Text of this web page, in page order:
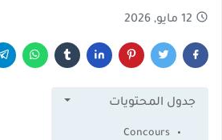
12 مايو, 2026
جدول المحتويات
Concours